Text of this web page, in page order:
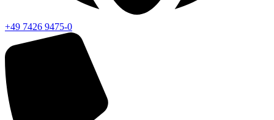
+49 7426 9475-0